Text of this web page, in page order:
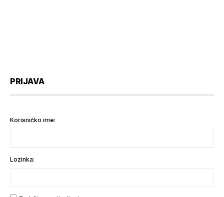
PRIJAVA
Korisničko ime:
Lozinka: